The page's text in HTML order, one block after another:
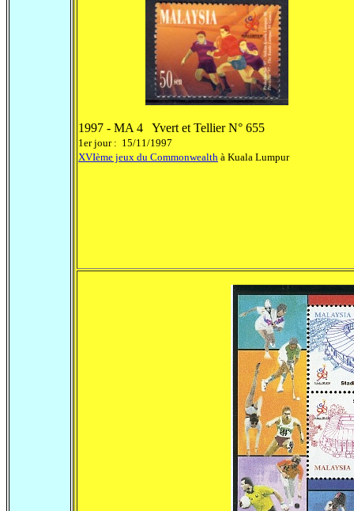
1997 - MA 4 Yvert et Tellier N° 655
1er jour : 15/11/1997
XVIème jeux du Commonwealth à Kuala Lumpur